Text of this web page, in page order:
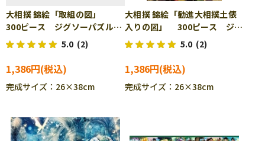
大相撲 錦絵「取組の図」
300ピース ジグソーパズル
CUT-300-145 5.0 (2)
1,386円
完成サイズ：26×38cm
大相撲 錦絵「勧進大相撲土俵
入りの図」 300ピース ジグ
ソーパズル CUT-300-146
5.0 (2)
1,386円
完成サイズ：26×38cm